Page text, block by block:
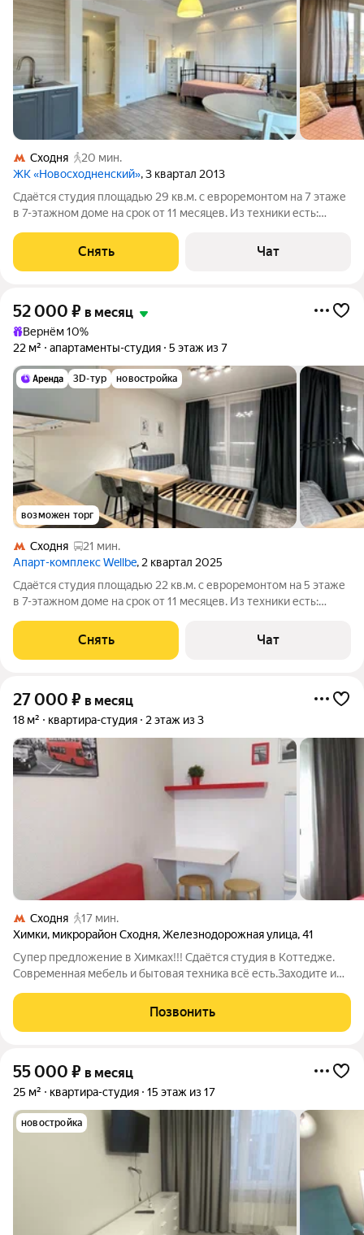
Сходня
20 мин.
ЖК «Новосходненский», 3 квартал 2013
Сдаётся студия площадью 29 кв.м. с евроремонтом на 7 этаже
в 7-этажном доме на срок от 11 месяцев. Из техники есть:
выходят во двор. В
Снять Чат
52 000 ₽ в месяц
Вернём 10%
22 м²
апартаменты-студия 5 этаж из 7
3D-тур новостройка
возможен торг
Сходня
21 мин.
Апарт-комплекс Wellbe, 2 квартал 2025
Сдаётся студия площадью 22 кв.м. с евроремонтом на 5 этаже
в 7-этажном доме на срок от 11 месяцев. Из техники есть:
Микроволновка Окна выходят во двор. В подъезде 2 лифта - 1
грузовой и 1
Снять Чат
27 000 ₽ в месяц
18 м² квартира-студия 2 этаж из 3
Сходня
17 мин.
Химки, микрорайон Сходня,Железнодорожная улица,41
Супер предложение в Химках!!! Сдаётся студия в Коттедже.
Современная мебель и бытовая техника всё есть.Заходите и
(далее 7 минут до метро Ховрино, 10-15 минут Петровско-
Разумовская и 20-25 минут
Позвонить
55 000 ₽ в месяц
25 м² квартира-студия 15 этаж из 17
новостройка